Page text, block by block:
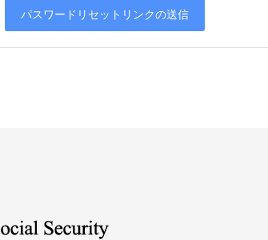
パスワードリセットリンクの送信